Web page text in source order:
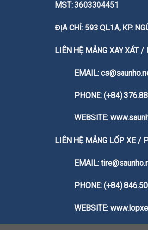
MST: 3603304451
ĐỊA CHỈ: 593 QL1A, KP.
LIÊN HỆ MẢNG XAY XÁT
EMAIL:
PHONE: (+84)
WEBSITE:
LIÊN HỆ MẢNG LỐP XE /
EMAIL:
PHONE: (+84)
WEBSITE: